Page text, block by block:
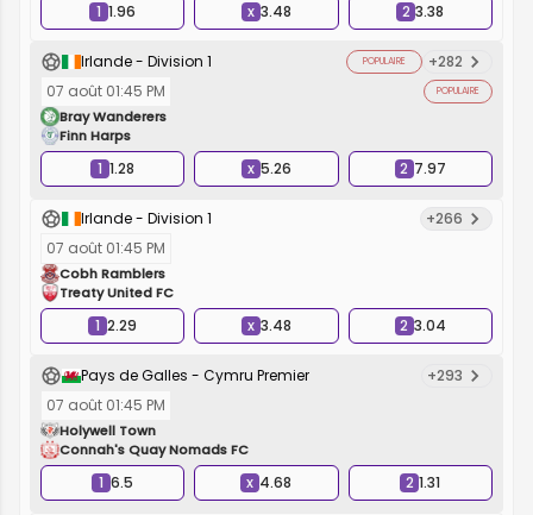
1 1.96 x 3.48 2 3.38
Irlande - Division 1 POPULAIRE
+282
07 août 01:45 PM
POPULAIRE
Bray Wanderers
Finn Harps
1 1.28 x 5.26 2 7.97
Irlande - Division 1
+266
07 août 01:45 PM
Cobh Ramblers
Treaty United FC
1 2.29 x 3.48 2 3.04
Pays de Galles - Cymru Premier
+293
07 août 01:45 PM
Holywell Town
Connah's Quay Nomads FC
1 6.5 x 4.68 2 1.31